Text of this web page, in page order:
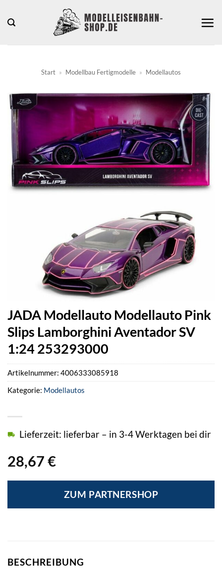
Inhalt
Start » Modellbau Fertigmodelle » Modellautos
JADA Modellauto Modellauto Pink
Slips Lamborghini Aventador SV
1:24 253293000
28,67 €
Lieferzeit: lieferbar – in 3-4 Werktagen bei dir
ZUM PARTNERSHOP
Artikelnummer: 4006333085918
Kategorie: Modellautos
BESCHREIBUNG